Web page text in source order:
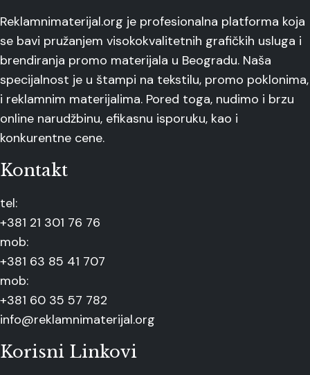
Reklamnimaterijal.org je profesionalna platforma koja
se bavi pružanjem visokokvalitetnih grafičkih usluga i
brendiranja promo materijala u Beogradu. Naša
specijalnost je u štampi na tekstilu, promo poklonima,
i reklamnim materijalima. Pored toga, nudimo i brzu
online narudžbinu, efikasnu isporuku, kao i
konkurentne cene.
Kontakt
tel:
+381 21 301 76 76
mob:
+381 63 85 41 707
mob:
+381 60 35 57 782
info@reklamnimaterijal.org
Korisni Linkovi